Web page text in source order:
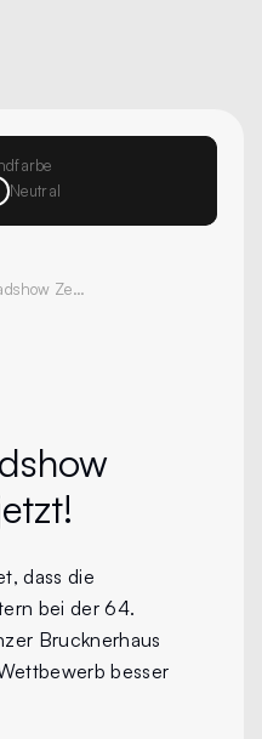
Neutral
Börsianer Roadshow Zeitenwende, Jetzt!
dass die
bei der 64.
Brucknerhaus
besser